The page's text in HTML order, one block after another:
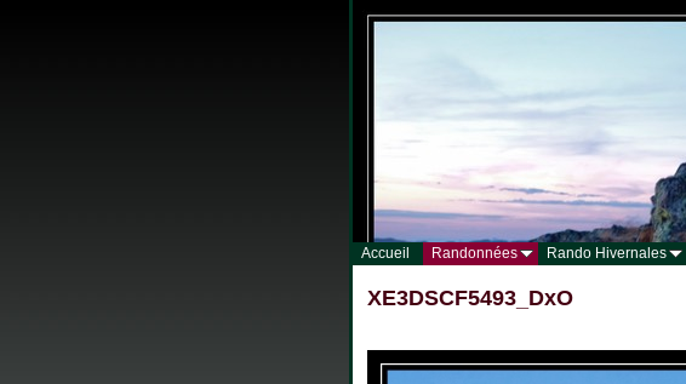
Accueil Randonnées Rando Hivernales
XE3DSCF5493_DxO